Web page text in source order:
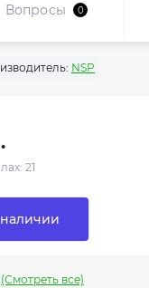
Вопросы 0
NSP
21
(Смотреть все)